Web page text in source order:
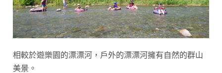
相較於遊樂園的漂漂河，戶外的漂漂河擁有自然的群山
美景。